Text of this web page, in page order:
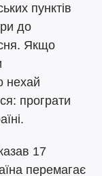
пунктів
до
Якщо
нехай
програти
17
перемагає